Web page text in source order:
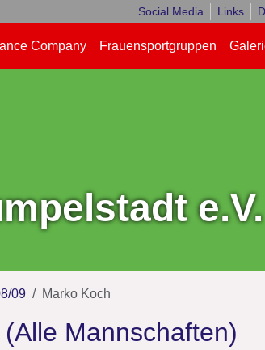
Social Media Links
Company Frauensportgruppen
e.V.
09 Marko Koch
Mannschaften)